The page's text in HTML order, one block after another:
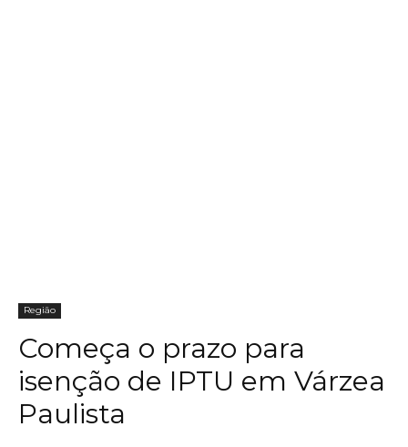
Região
Começa o prazo para
isenção de IPTU em Várzea
Paulista